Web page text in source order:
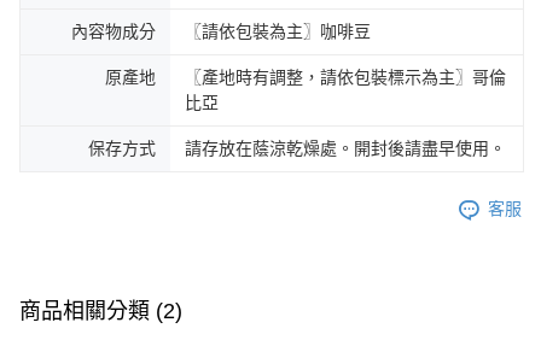
內容物成分 〖請依包裝為主〗咖啡豆
原產地
〖產地時有調整，請依包裝標示為主〗哥倫
比亞
保存方式 請存放在蔭涼乾燥處。開封後請盡早使用。
客服
商品相關分類 (2)